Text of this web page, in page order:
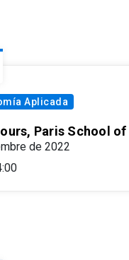
Aplicada
Paris School
de 2022